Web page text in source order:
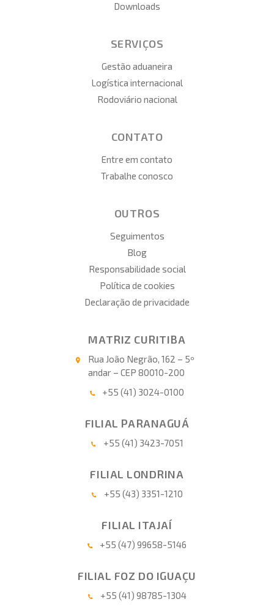
Downloads
SERVIÇOS
Gestão aduaneira
Logística internacional
Rodoviário nacional
CONTATO
Entre em contato
Trabalhe conosco
OUTROS
Seguimentos
Blog
Responsabilidade social
Política de cookies
Declaração de privacidade
MATRIZ CURITIBA
Rua João Negrão, 162 – 5º
andar – CEP 80010-200
+55 (41) 3024-0100
FILIAL PARANAGUÁ
+55 (41) 3423-7051
FILIAL LONDRINA
+55 (43) 3351-1210
FILIAL ITAJAÍ
+55 (47) 99658-5146
FILIAL FOZ DO IGUAÇU
+55 (41) 98785-1304